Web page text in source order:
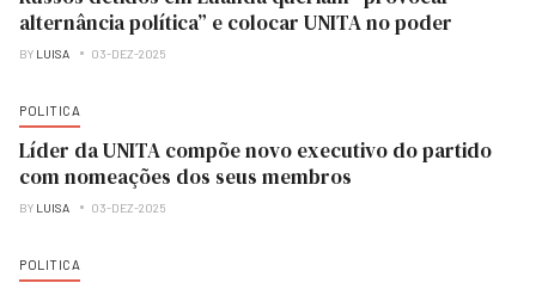
alternância política” e colocar UNITA no poder
BY LUISA 03-DEZ-2025
POLITICA
Líder da UNITA compõe novo executivo do partido
com nomeações dos seus membros
BY LUISA 03-DEZ-2025
POLITICA